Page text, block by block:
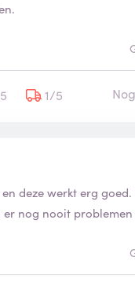
1/5
deze werkt erg
nog nooit